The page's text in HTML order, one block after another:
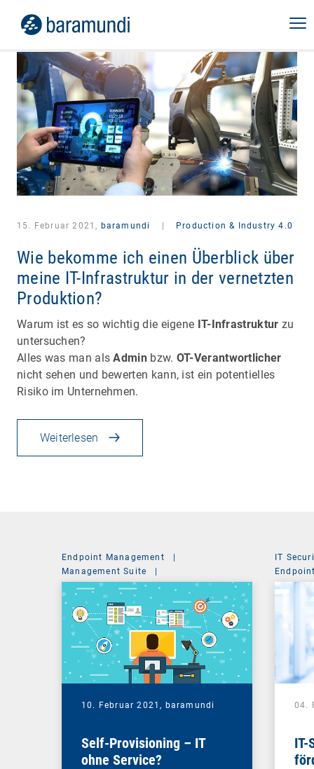
15. Februar 2021, baramundi Production & Industry 4.0
Wie bekomme ich einen Überblick über
meine IT-Infrastruktur in der vernetzten
Produktion?
Warum ist es so wichtig die eigene IT-Infrastruktur zu
untersuchen?
Alles was man alsAdmin bzw. OT-Verantwortlicher
nicht sehen und bewerten kann, ist ein potentielles
Risiko im Unternehmen.
Weiterlesen
Endpoint Management
Management Suite
System Administration
10. Februar 2021, baramundi
Self-Provisioning – IT
ohne Service?
IT
System
04.
IT-